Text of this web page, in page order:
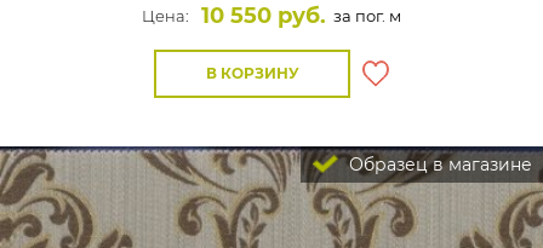
Цена:
10 550 руб. за пог. м
В КОРЗИНУ
Образец в магазине